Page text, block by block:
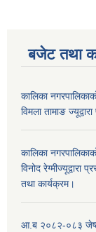
बजेट तथा
कालिका
विमला तामाङ
कालिका
विनोद
तथा कार्यक्रम।
आ.ब २०८२-०८३ जेष्ठ